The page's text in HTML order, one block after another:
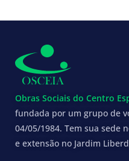
Obras Sociais do Centro
fundada por um grupo de
04/05/1984. Tem sua sede
e extensão no Jardim